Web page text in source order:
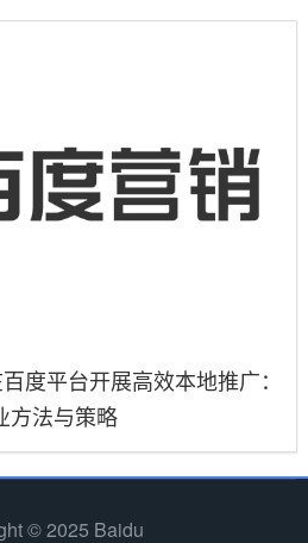
度平台开展高效本地推广：
方法与策略
© 2025 Baidu